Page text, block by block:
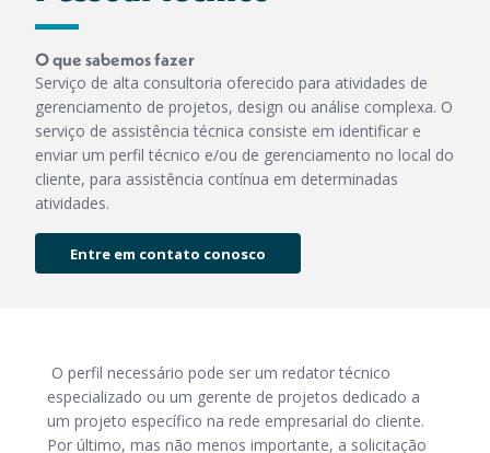
O que sabemos fazer
Serviço de alta consultoria oferecido para atividades de
gerenciamento de projetos, design ou análise complexa. O
serviço de assistência técnica consiste em identificar e
enviar um perfil técnico e/ou de gerenciamento no local do
cliente, para assistência contínua em determinadas
atividades.
Entre em contato conosco
O perfil necessário pode ser um redator técnico
especializado ou um gerente de projetos dedicado a
um projeto específico na rede empresarial do cliente.
Por último, mas não menos importante, a solicitação